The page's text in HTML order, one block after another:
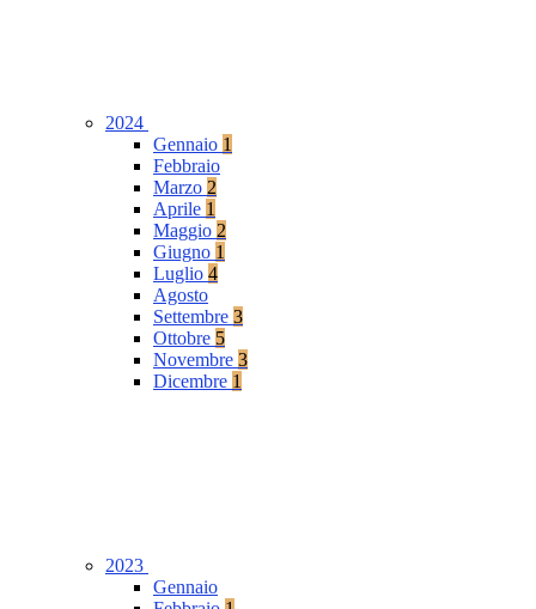
2024
Gennaio 1
Febbraio
Marzo 2
Aprile 1
Maggio 2
Giugno 1
Luglio 4
Agosto
Settembre 3
Ottobre 5
Novembre 3
Dicembre 1
2023
Gennaio